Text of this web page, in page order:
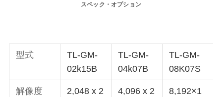
スペック・オプション
型式
TL-GM-
02k15B
TL-GM-
04k07B
TL-GM-
08K07S
解像度 2,048 x 2 4,096 x 2 8,192×1